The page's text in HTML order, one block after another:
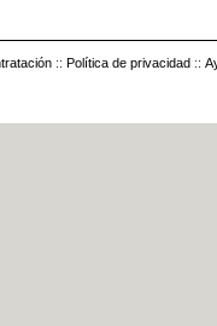
:: Política de privacidad ::